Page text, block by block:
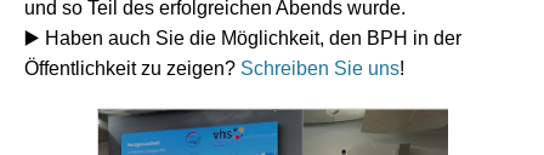
und so Teil des erfolgreichen Abends wurde.
▶️ Haben auch Sie die Möglichkeit, den BPH in der
Öffentlichkeit zu zeigen? Schreiben Sie uns!